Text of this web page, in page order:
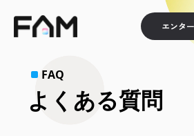
エンタ
FAQ
よくある質問